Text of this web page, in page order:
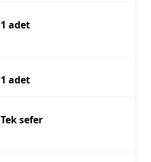
1 adet
1 adet
Tek sefer